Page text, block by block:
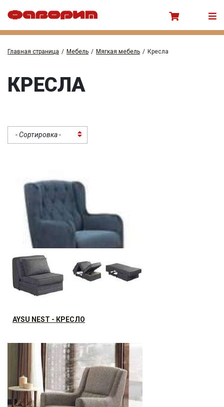
Главная страница / Мебель / Мягкая мебель / Кресла
КРЕСЛА
- Сортировка -
AYSU NEST - КРЕСЛО
7156.8р.